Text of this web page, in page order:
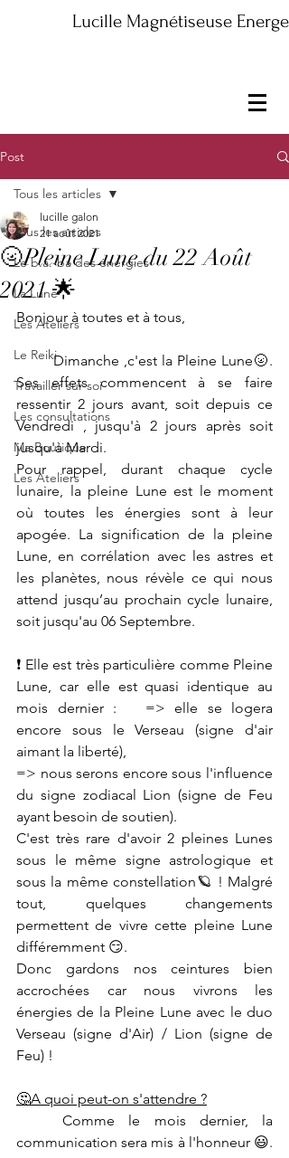
Lucille Magnétiseuse
Post
Tous les articles
Le b.a.-ba des énergies
La Lune
Les Ateliers
Le Reiki
Travailler sur soi
Les consultations
Ma Boutique
Les Ateliers
Tous les articles
🌝Pleine Lune du 22 Août
2021 🌟
lucille galon
21 août 2021
Bonjour à toutes et à tous,
	Dimanche ,c'est la Pleine Lune🌝.
Ses effets commencent à se faire
ressentir 2 jours avant, soit depuis ce
Vendredi , jusqu'à 2 jours après soit
jusqu'à Mardi.
Pour rappel, durant chaque cycle
lunaire, la pleine Lune est le moment
où toutes les énergies sont à leur
apogée. La signification de la pleine
Lune, en corrélation avec les astres et
les planètes, nous révèle ce qui nous
attend jusqu’au prochain cycle lunaire,
soit jusqu'au 06 Septembre.
❗ Elle est très particulière comme Pleine
Lune, car elle est quasi identique au
mois dernier :   => elle se logera
encore sous le Verseau (signe d'air
aimant la liberté),
=> nous serons encore sous l'influence
du signe zodiacal Lion (signe de Feu
ayant besoin de soutien).
C'est très rare d'avoir 2 pleines Lunes
sous le même signe astrologique et
sous la même constellation🪐 ! Malgré
tout, quelques changements
permettent de vivre cette pleine Lune
différemment 😏.
Donc gardons nos ceintures bien
accrochées car nous vivrons les
énergies de la Pleine Lune avec le duo
Verseau (signe d'Air) / Lion (signe de
Feu) !
🤔A quoi peut-on s'attendre ?
	Comme le mois dernier, la
communication sera mis à l'honneur 😃.